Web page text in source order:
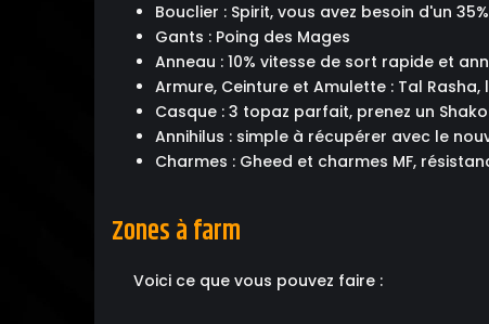
Bouclier : Spirit, vous avez besoin d'un
Gants : Poing des Mages
Anneau : 10% vitesse de sort rapide et
Armure, Ceinture et Amulette : Tal
Casque : 3 topaz parfait, prenez un
Annihilus : simple à récupérer avec le
Charmes : Gheed et charmes MF,
Zones à farm
Voici ce que vous pouvez faire :